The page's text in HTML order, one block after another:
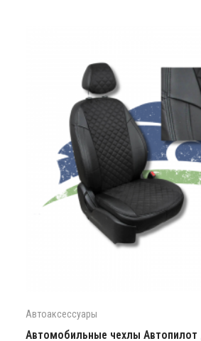
Автоаксессуары
Автомобильные чехлы Автопилот